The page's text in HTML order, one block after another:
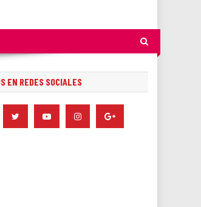
EN REDES SOCIALES